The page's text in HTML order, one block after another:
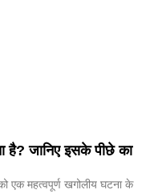
है? जानिए इसके पीछे का
एक महत्वपूर्ण खगोलीय घटना के